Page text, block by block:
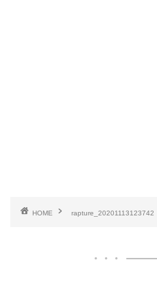
HOME rapture_20201113123742